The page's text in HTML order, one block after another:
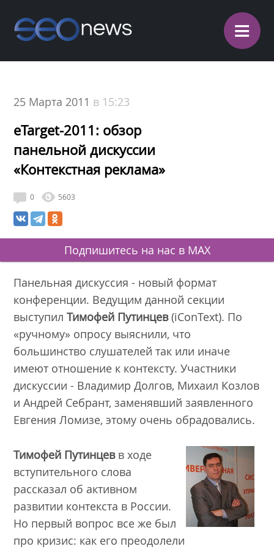
≡
25 Марта 2011 в 15:23
eTarget-2011: обзор
панельной дискуссии
«Контекстная реклама»
0 5603
Подпишитесь на нас в MAX
Панельная дискуссия - новый формат
конференции. Ведущим данной секции
выступилТимофей Путинцев(iConText). По
«ручному» опросу выяснили, что
большинство слушателей так или иначе
имеют отношение к контексту. Участники
дискуссии - Владимир Долгов, Михаил Козлов
и Андрей Себрант, заменявший заявленного
Евгения Ломизе, этому очень обрадовались.
Тимофей Путинцевв ходе
вступительного слова
рассказал об активном
развитии контекста в России.
Но первый вопрос все же был
про кризис: как его преодолели